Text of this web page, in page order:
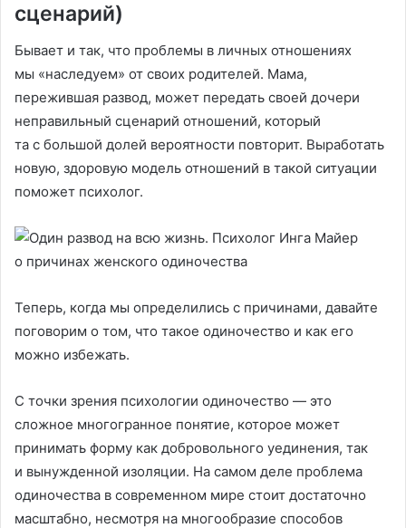
сценарий)
Бывает и так, что проблемы в личных отношениях
мы «наследуем» от своих родителей. Мама,
пережившая развод, может передать своей дочери
неправильный сценарий отношений, который
та с большой долей вероятности повторит. Выработать
новую, здоровую модель отношений в такой ситуации
поможет психолог.
Теперь, когда мы определились с причинами, давайте
поговорим о том, что такое одиночество и как его
можно избежать.
С точки зрения психологии одиночество — это
сложное многогранное понятие, которое может
принимать форму как добровольного уединения, так
и вынужденной изоляции. На самом деле проблема
одиночества в современном мире стоит достаточно
масштабно, несмотря на многообразие способов